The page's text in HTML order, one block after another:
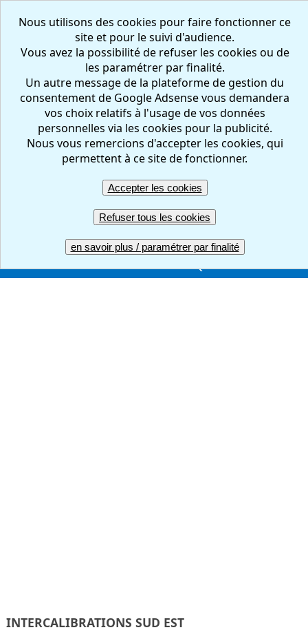
Nous utilisons des cookies pour faire fonctionner ce
site et pour le suivi d'audience.
Vous avez la possibilité de refuser les cookies ou de
les paramétrer par finalité.
Un autre message de la plateforme de gestion du
consentement de Google Adsense vous demandera
vos choix relatifs à l'usage de vos données
personnelles via les cookies pour la publicité.
Nous vous remercions d'accepter les cookies, qui
permettent à ce site de fonctionner.
Accepter les cookies
Refuser tous les cookies
en savoir plus / paramétrer par finalité
CREER REPONDRE
RESULTATS
GERER
COMPTE PRO UNE QUESTION ?
INTERCALIBRATIONS SUD EST